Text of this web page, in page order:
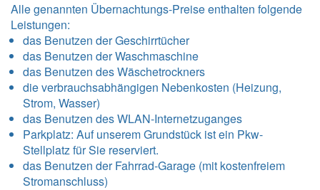
Alle genannten Übernachtungs-Preise enthalten folgende
Leistungen:
das Benutzen der Geschirrtücher
das Benutzen der Waschmaschine
das Benutzen des Wäschetrockners
die verbrauchsabhängigen Nebenkosten (Heizung,
Strom, Wasser)
das Benutzen des WLAN-Internetzuganges
Parkplatz: Auf unserem Grundstück ist ein Pkw-
Stellplatz für Sie reserviert.
das Benutzen der Fahrrad-Garage (mit kostenfreiem
Stromanschluss)